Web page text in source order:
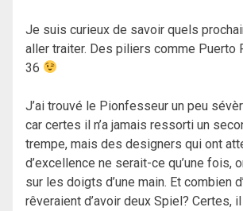
Je suis curieux de savoir quels
aller traiter. Des piliers comme Puerto
36
J’ai trouvé le Pionfesseur un peu
car certes il n’a jamais ressorti un
trempe, mais des designers qui ont
d’excellence ne serait-ce qu’une fois,
sur les doigts d’une main. Et combien
rêveraient d’avoir deux Spiel? Certes, il